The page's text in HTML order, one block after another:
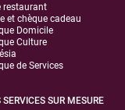
restaurant
et chèque cadeau
Domicile
Culture
de Services
SERVICES SUR MESURE